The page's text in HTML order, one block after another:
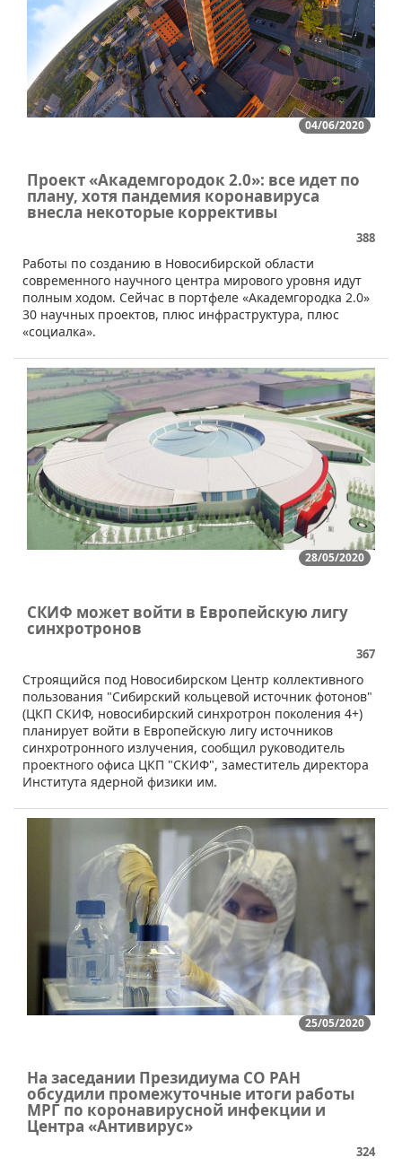
04/06/2020
Проект «Академгородок 2.0»: все идет по
плану, хотя пандемия коронавируса
внесла некоторые коррективы
388
​Работы по созданию в Новосибирской области
современного научного центра мирового уровня идут
полным ходом. Сейчас в портфеле «Академгородка 2.0»
30 научных проектов, плюс инфраструктура, плюс
«социалка».
28/05/2020
СКИФ может войти в Европейскую лигу
синхротронов
367
​​Строящийся под Новосибирском Центр коллективного
пользования "Сибирский кольцевой источник фотонов"
(ЦКП СКИФ, новосибирский синхротрон поколения 4+)
планирует войти в Европейскую лигу источников
синхротронного излучения, сообщил руководитель
проектного офиса ЦКП "СКИФ", заместитель директора
Института ядерной физики им.
25/05/2020
На заседании Президиума СО РАН
обсудили промежуточные итоги работы
МРГ по коронавирусной инфекции и
Центра «Антивирус»
324